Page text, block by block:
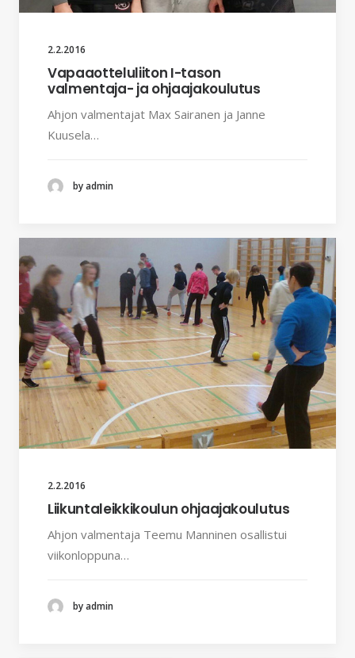
2.2.2016
Vapaaotteluliiton I-tason
valmentaja- ja ohjaajakoulutus
Ahjon valmentajat Max Sairanen ja Janne
Kuusela…
by admin
2.2.2016
Liikuntaleikkikoulun ohjaajakoulutus
Ahjon valmentaja Teemu Manninen osallistui
viikonloppuna…
by admin